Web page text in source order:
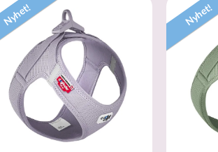
Nyhet! Nyhet!